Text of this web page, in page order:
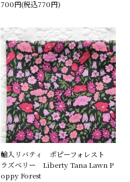
700円(税込770円)
輸入リバティ ポピーフォレスト
ラズベリー Liberty Tana Lawn P
oppy Forest